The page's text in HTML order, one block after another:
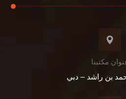
مكتبنا
بن راشد – دبي